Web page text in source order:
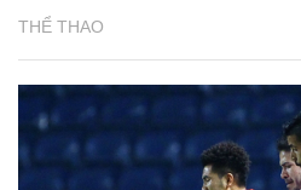
THỂ THAO